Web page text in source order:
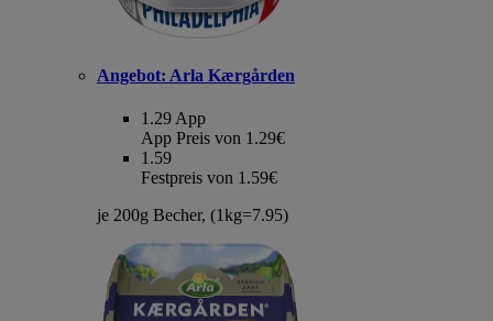
Angebot: Arla Kærgården
1.29 App
App Preis von 1.29€
1.59
Festpreis von 1.59€
je 200g Becher, (1kg=7.95)